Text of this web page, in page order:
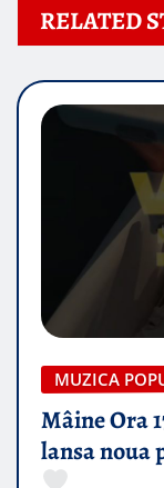
RELATED
MUZICA
Mâine Ora
lansa noua